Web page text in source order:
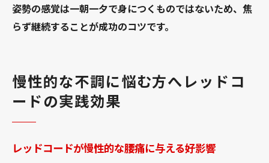
姿勢の感覚は一朝一夕で身につくものではないため、焦
らず継続することが成功のコツです。
慢性的な不調に悩む方へレッドコ
ードの実践効果
レッドコードが慢性的な腰痛に与える好影響